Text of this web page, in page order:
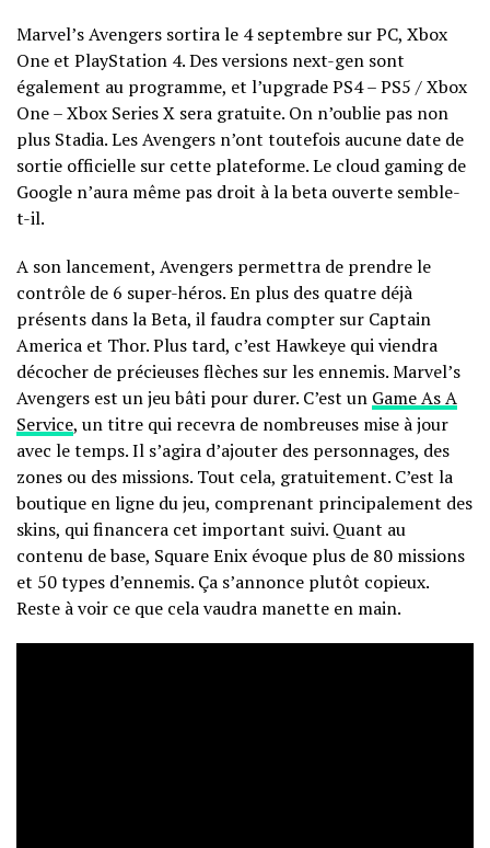
Marvel’s Avengers sortira le 4 septembre sur PC, Xbox
One et PlayStation 4. Des versions next-gen sont
également au programme, et l’upgrade PS4 – PS5 / Xbox
One – Xbox Series X sera gratuite. On n’oublie pas non
plus Stadia. Les Avengers n’ont toutefois aucune date de
sortie officielle sur cette plateforme. Le cloud gaming de
Google n’aura même pas droit à la beta ouverte semble-
t-il.
A son lancement, Avengers permettra de prendre le
contrôle de 6 super-héros. En plus des quatre déjà
présents dans la Beta, il faudra compter sur Captain
America et Thor. Plus tard, c’est Hawkeye qui viendra
décocher de précieuses flèches sur les ennemis. Marvel’s
Avengers est un jeu bâti pour durer. C’est un Game As A
Service, un titre qui recevra de nombreuses mise à jour
avec le temps. Il s’agira d’ajouter des personnages, des
zones ou des missions. Tout cela, gratuitement. C’est la
boutique en ligne du jeu, comprenant principalement des
skins, qui financera cet important suivi. Quant au
contenu de base, Square Enix évoque plus de 80 missions
et 50 types d’ennemis. Ça s’annonce plutôt copieux.
Reste à voir ce que cela vaudra manette en main.